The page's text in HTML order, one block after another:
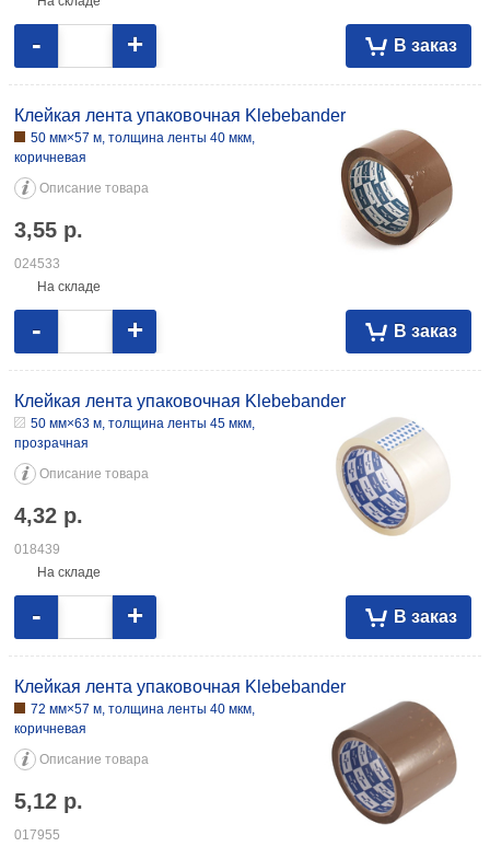
В заказ
- +
Клейкая лента упаковочная Klebebander
50 мм×57 м, толщина ленты 40 мкм,
коричневая
Описание товара
3,55 р.
024533
На складе
В заказ
- +
Клейкая лента упаковочная Klebebander
50 мм×63 м, толщина ленты 45 мкм,
прозрачная
Описание товара
4,32 р.
018439
На складе
В заказ
- +
Клейкая лента упаковочная Klebebander
72 мм×57 м, толщина ленты 40 мкм,
коричневая
Описание товара
5,12 р.
017955